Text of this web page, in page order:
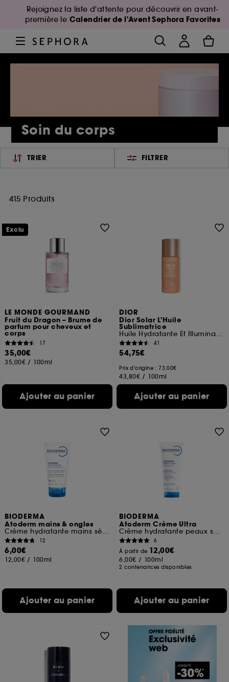
Rejoignez la liste d'attente pour découvrir en avant-
première le Calendrier de l'Avent Sephora Favorites
Soin du corps
TRIER FILTRER
415 Produits
LE MONDE GOURMAND
Fruit du Dragon – Brume de
parfum pour cheveux et
corps
17
35,00€
35,00€ / 100ml
Ajouter au panier
Exclu
DIOR
Dior Solar L'Huile
Sublimatrice
Huile Hydratante Et Illuminatrice
41
54,75€
Prix d'origine : 73,00€
43,80€ / 100ml
Ajouter au panier
BIODERMA
Atoderm mains & ongles
Crème hydratante mains sèches abîmées
12
6,00€
12,00€ / 100ml
Ajouter au panier
BIODERMA
Atoderm Crème Ultra
Crème hydratante peaux sensibles et sèches
6
À partir de 12,00€
6,00€ / 100ml
2 contenances disponibles
Ajouter au panier